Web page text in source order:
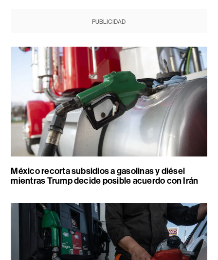
PUBLICIDAD
México recorta subsidios a gasolinas y diésel
mientras Trump decide posible acuerdo con Irán